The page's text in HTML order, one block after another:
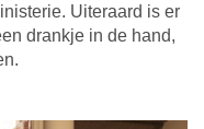
Uiteraard is er
drankje in de hand,